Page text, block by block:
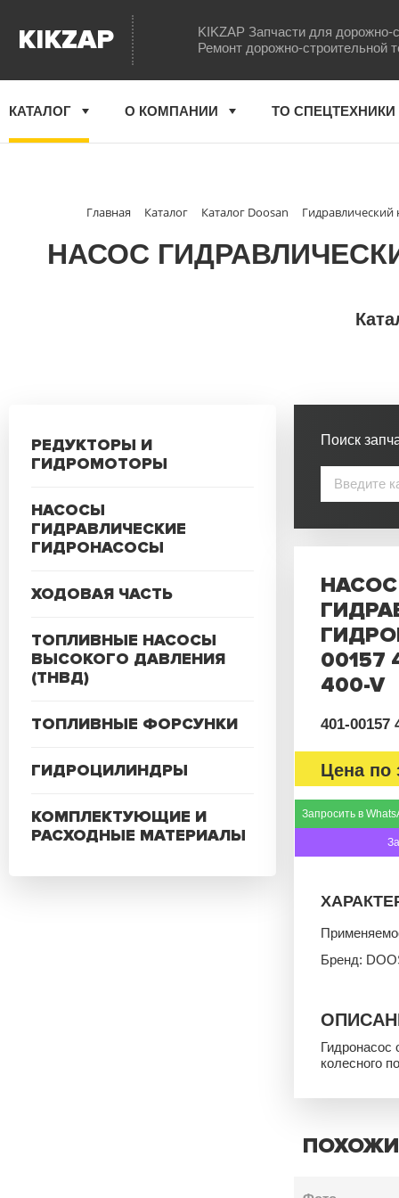
KIKZAP
KIKZAP Запчасти для дорожно-
Ремонт дорожно-строительной
КАТАЛОГ О КОМПАНИИ ТО СПЕЦТЕХНИКИ
Главная Каталог Каталог Doosan Гидравлический
НАСОС
РЕДУКТОРЫ И
ГИДРОМОТОРЫ
НАСОСЫ
ГИДРАВЛИЧЕСКИЕ
ГИДРОНАСОСЫ
ХОДОВАЯ ЧАСТЬ
ТОПЛИВНЫЕ НАСОСЫ
ВЫСОКОГО ДАВЛЕНИЯ
(ТНВД)
ТОПЛИВНЫЕ ФОРСУНКИ
ГИДРОЦИЛИНДРЫ
КОМПЛЕКТУЮЩИЕ И
РАСХОДНЫЕ МАТЕРИАЛЫ
Поиск
НАСОС
00157
400-V
401-00157
Цена по
Запросить в
Бренд:
Гидронасос
колесного